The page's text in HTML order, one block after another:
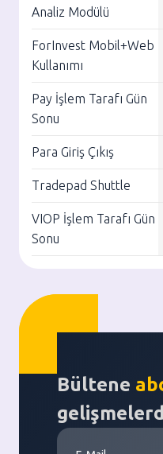
Analiz Modülü
ForInvest Mobil+Web
Kullanımı
Pay İşlem Tarafı Gün
Sonu
Para Giriş Çıkış
Tradepad Shuttle
VIOP İşlem Tarafı Gün
Sonu
Bültene